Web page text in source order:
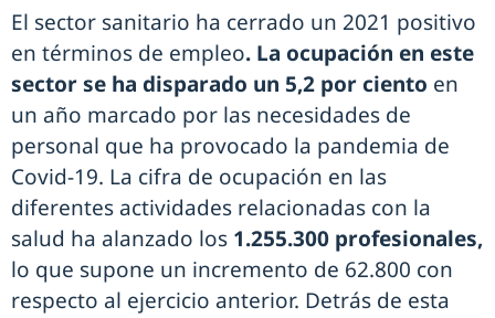
El sector sanitario ha cerrado un 2021 positivo
en términos de empleo. La ocupación en este
sector se ha disparado un 5,2 por ciento en
un año marcado por las necesidades de
personal que ha provocado la pandemia de
Covid-19. La cifra de ocupación en las
diferentes actividades relacionadas con la
salud ha alanzado los 1.255.300 profesionales,
lo que supone un incremento de 62.800 con
respecto al ejercicio anterior. Detrás de esta